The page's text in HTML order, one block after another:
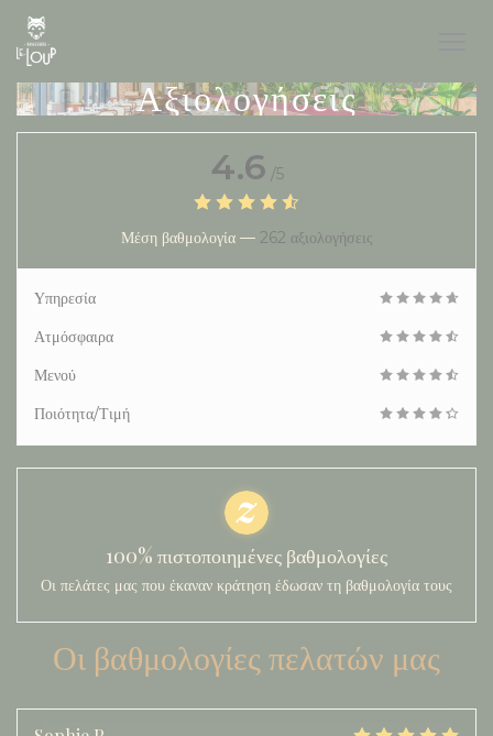
Πίνακας διαχείρισης "Μπισκότων" (Cookies)
Αξιολογήσεις
Οι βαθμολογίες πελατών μας
4.6 /5
Μέση βαθμολογία — 262 αξιολογήσεις
Υπηρεσία
Ατμόσφαιρα
Μενού
Ποιότητα/Τιμή
100% πιστοποιημένες βαθμολογίες
Οι πελάτες μας που έκαναν κράτηση έδωσαν τη βαθμολογία τους